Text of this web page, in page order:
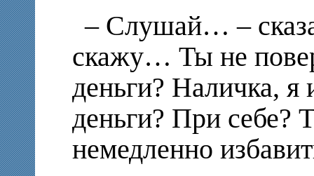
– Слушай… –
скажу… Ты не
деньги? Наличка,
деньги? При себе?
немедленно